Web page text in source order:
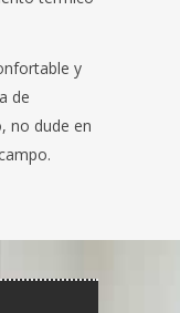
y
de
no dude en